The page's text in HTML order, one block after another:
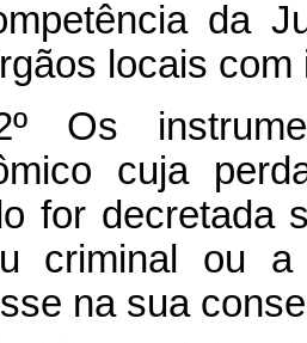
da
locais com
Os
cuja
for decretada
criminal ou
na sua